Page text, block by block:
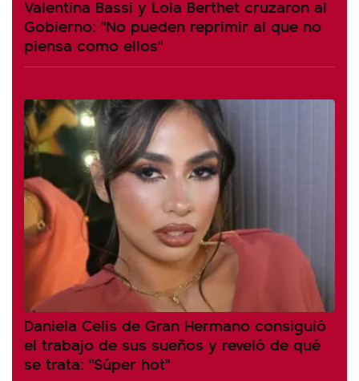
Valentina Bassi y Lola Berthet cruzaron al
Gobierno: "No pueden reprimir al que no
piensa como ellos"
Daniela Celis de Gran Hermano consiguió
el trabajo de sus sueños y reveló de qué
se trata: "Súper hot"